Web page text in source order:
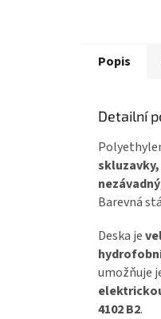
Popis
Detailní
nezávadný
Barevná
Deska je
umožňuje
4102 B2.